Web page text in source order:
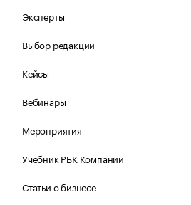
Эксперты
Выбор редакции
Кейсы
Вебинары
Мероприятия
Учебник РБК Компании
Статьи о бизнесе